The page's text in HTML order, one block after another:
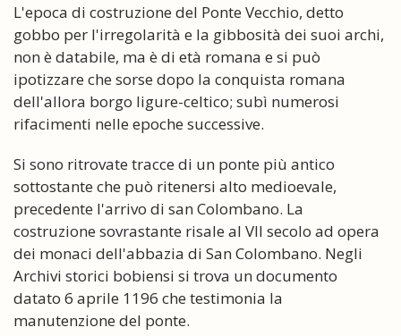
L'epoca di costruzione del Ponte Vecchio, detto
gobbo per l'irregolarità e la gibbosità dei suoi archi,
non è databile, ma è di età romana e si può
ipotizzare che sorse dopo la conquista romana
dell'allora borgo ligure-celtico; subì numerosi
rifacimenti nelle epoche successive.
Si sono ritrovate tracce di un ponte più antico
sottostante che può ritenersi alto medioevale,
precedente l'arrivo di san Colombano. La
costruzione sovrastante risale al VII secolo ad opera
dei monaci dell'abbazia di San Colombano. Negli
Archivi storici bobiensi si trova un documento
datato 6 aprile 1196 che testimonia la
manutenzione del ponte.